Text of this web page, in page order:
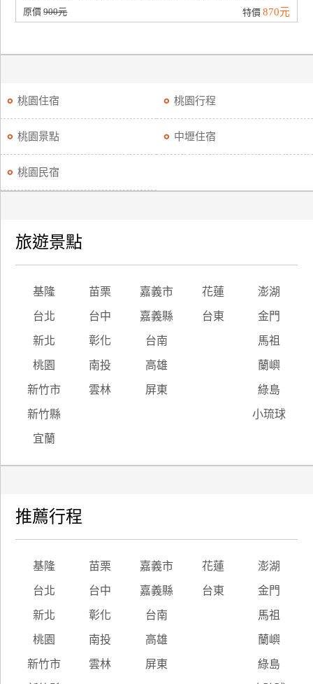
原價900元 特價 870元
桃園住宿 桃園行程
桃園景點 中壢住宿
桃園民宿
旅遊景點
基隆 苗栗 嘉義市 花蓮 澎湖
台北 台中 嘉義縣 台東 金門
新北 彰化 台南 馬祖
桃園 南投 高雄 蘭嶼
新竹市 雲林 屏東 綠島
新竹縣 小琉球
宜蘭
推薦行程
基隆 苗栗 嘉義市 花蓮 澎湖
台北 台中 嘉義縣 台東 金門
新北 彰化 台南 馬祖
桃園 南投 高雄 蘭嶼
新竹市 雲林 屏東 綠島